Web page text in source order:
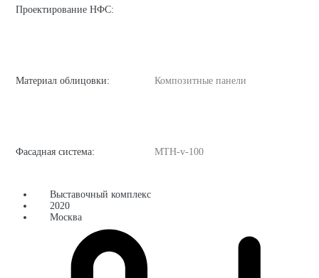
Проектирование НФС:
Материал облицовки: Композитные панели
Фасадная система: MTH-v-100
Выставочный комплекс
2020
Москва